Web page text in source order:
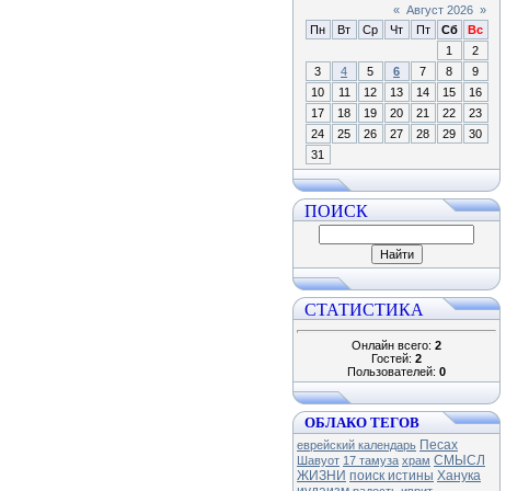
« Август 2026 »
Пн
Вт Ср Чт Пт Сб
Вс
1
2
3
4 5 6 7 8
9
10
11 12 13 14 15
16
17
18 19 20 21 22
23
24
25 26 27 28 29
30
31
ПОИСК
СТАТИСТИКА
Онлайн всего: 2
Гостей: 2
Пользователей: 0
ОБЛАКО ТЕГОВ
еврейский календарь Песах
Шавуот 17 тамуза храм СМЫСЛ
ЖИЗНИ поиск истины Ханука